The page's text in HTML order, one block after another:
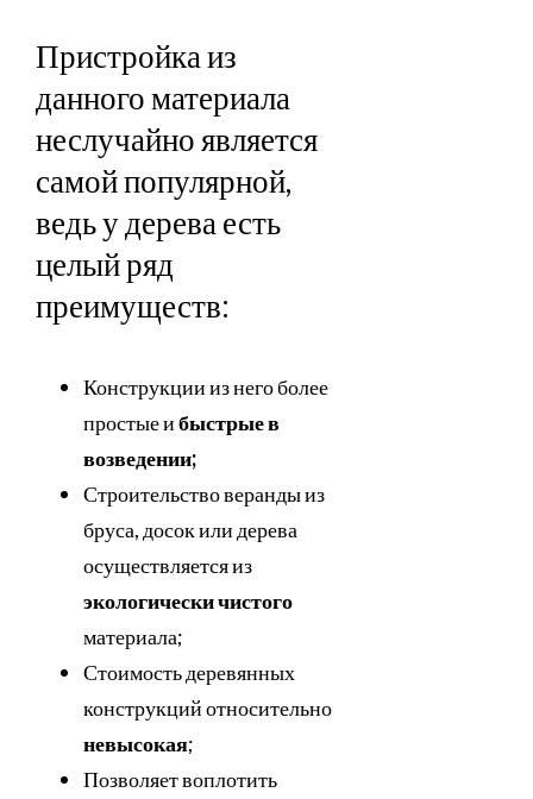
Пристройка из
данного материала
неслучайно является
самой популярной,
ведь у дерева есть
целый ряд
преимуществ:
Конструкции из него более
простые ибыстрые в
возведении;
Строительство веранды из
бруса, досок или дерева
осуществляется из
экологически чистого
материала;
Стоимость деревянных
конструкций относительно
невысокая;
Позволяет воплотить